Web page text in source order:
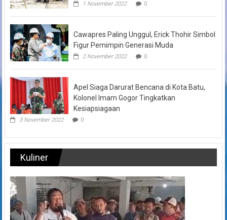
1 November 2022 0
Cawapres Paling Unggul, Erick Thohir Simbol
Figur Pemimpin Generasi Muda
2 November 2022 0
Apel Siaga Darurat Bencana di Kota Batu,
Kolonel Imam Gogor Tingkatkan
Kesiapsiagaan
3 November 2022 0
Kuliner